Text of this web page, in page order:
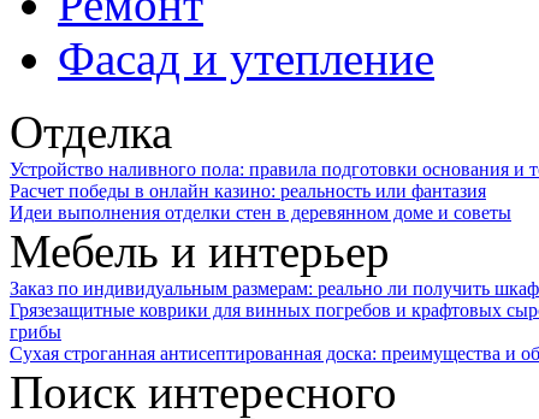
Фасад и утепление
Отделка
Устройство наливного пола: правила подготовки основания и
Расчет победы в онлайн казино: реальность или фантазия
Идеи выполнения отделки стен в деревянном доме и советы
Мебель и интерьер
Заказ по индивидуальным размерам: реально ли получить
Грязезащитные коврики для винных погребов и крафтовых
грибы
Сухая строганная антисептированная доска: преимущества и
Поиск интересного